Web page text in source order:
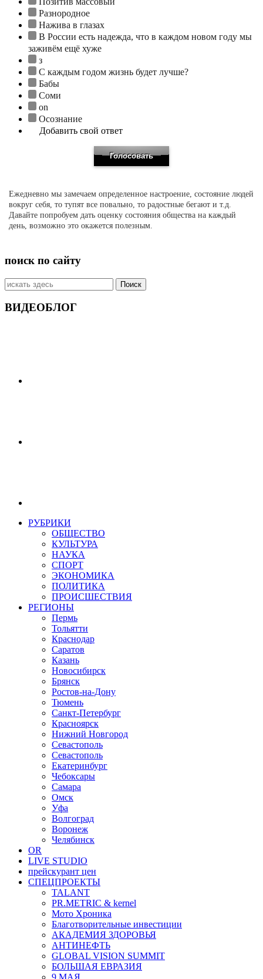
Разнородное
Нажива в глазах
В России есть надежда, что в каждом новом году мы
заживём ещё хуже
з
С каждым годом жизнь будет лучше?
Бабы
Соми
on
Осознание
Добавить свой ответ
Ежедневно мы замечаем определенное настроение, состояние людей
вокруг себя, то тупят все повально, то радостные бегают и т.д.
Давайте попробуем дать оценку состояния общества на каждый
день, возможно это окажется полезным.
поиск по сайту
Искать:
ВИДЕОБЛОГ
РУБРИКИ
ОБЩЕСТВО
КУЛЬТУРА
НАУКА
СПОРТ
ЭКОНОМИКА
ПОЛИТИКА
ПРОИСШЕСТВИЯ
РЕГИОНЫ
Пермь
Тольятти
Краснодар
Саратов
Казань
Новосибирск
Брянск
Ростов-на-Дону
Тюмень
Санкт-Петербург
Красноярск
Нижний Новгород
Севастополь
Севастополь
Екатеринбург
Чебоксары
Самара
Омск
Уфа
Волгоград
Воронеж
Челябинск
OR
LIVE STUDIO
прейскурант цен
СПЕЦПРОЕКТЫ
TALANT
PR.METRIC & kernel
Мото Хроника
Благотворительные инвестиции
АКАДЕМИЯ ЗДОРОВЬЯ
АНТИНЕФТЬ
GLOBAL VISION SUMMIT
БОЛЬШАЯ ЕВРАЗИЯ
9 МАЯ